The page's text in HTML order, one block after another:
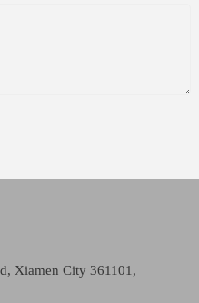
Xiamen City 361101,